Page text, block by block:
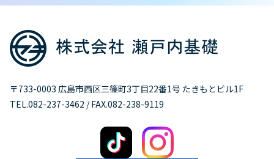
〒733-0003 広島市西区三篠町3丁目22番1号 たきもとビル1F
TEL.082-237-3462 / FAX.082-238-9119